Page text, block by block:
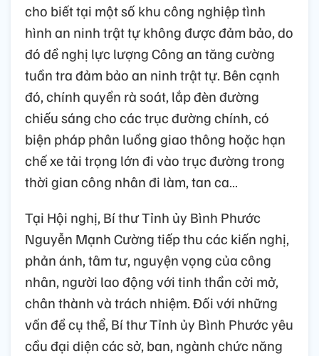
cho biết tại một số khu công nghiệp tình
hình an ninh trật tự không được đảm bảo, do
đó đề nghị lực lượng Công an tăng cường
tuần tra đảm bảo an ninh trật tự. Bên cạnh
đó, chính quyền rà soát, lắp đèn đường
chiếu sáng cho các trục đường chính, có
biện pháp phân luồng giao thông hoặc hạn
chế xe tải trọng lớn đi vào trục đường trong
thời gian công nhân đi làm, tan ca…
Tại Hội nghị, Bí thư Tỉnh ủy Bình Phước
Nguyễn Mạnh Cường tiếp thu các kiến nghị,
phản ánh, tâm tư, nguyện vọng của công
nhân, người lao động với tinh thần cởi mở,
chân thành và trách nhiệm. Đối với những
vấn đề cụ thể, Bí thư Tỉnh ủy Bình Phước yêu
cầu đại diện các sở, ban, ngành chức năng